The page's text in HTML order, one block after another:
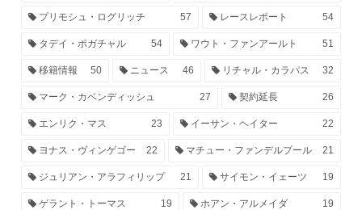
プリモシュ・ログリッチ 57 レースレポート 54
タデイ・ポガチャル 54 ワウト・ファンアールト 51
移籍情報 50 ニュース 46 リチャル・カラパス 32
マーク・カベンディッシュ 27 契約延長 26
エンリク・マス 23 イーサン・ヘイター 22
ヨナス・ヴィンゲゴー 22 マチュー・ファンデルプール 21
ジュリアン・アラフィリップ 21 サイモン・イェーツ 19
ゲラント・トーマス 19 ホアン・アルメイダ 19